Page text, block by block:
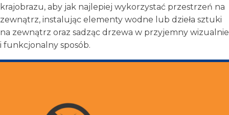
krajobrazu, aby jak najlepiej wykorzystać przestrzeń na
zewnątrz, instalując elementy wodne lub dzieła sztuki
na zewnątrz oraz sadząc drzewa w przyjemny wizualnie
i funkcjonalny sposób.